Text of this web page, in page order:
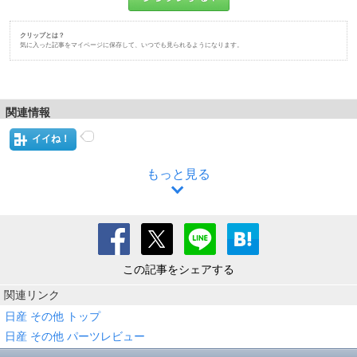
クリップとは？
気に入った記事をマイページに保存して、いつでも見られるようになります。
関連情報
イイね！
もっと見る
この記事をシェアする
関連リンク
日産 その他 トップ
日産 その他 パーツレビュー